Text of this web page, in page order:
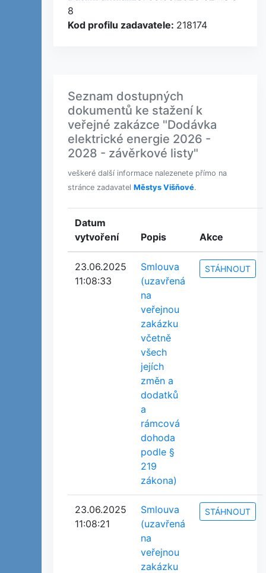
8
Kod profilu zadavatele: 218174
Seznam dostupných
dokumentů ke stažení k
veřejné zakázce "Dodávka
elektrické energie 2026 -
2028 - závěrkové listy"
veškeré další informace nalezenete přímo na
stránce zadavatel Městys Višňové.
Datum
vytvoření
Popis Akce
23.06.2025
11:08:33
Smlouva
(uzavřená
na
veřejnou
zakázku
včetně
všech
jejích
změn a
dodatků
a
rámcová
dohoda
podle §
219
zákona)
STÁHNOUT
23.06.2025
11:08:21
Smlouva
(uzavřená
na
veřejnou
zakázku
STÁHNOUT